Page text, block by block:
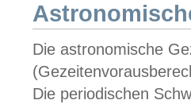
Die astronomische
Die periodischen